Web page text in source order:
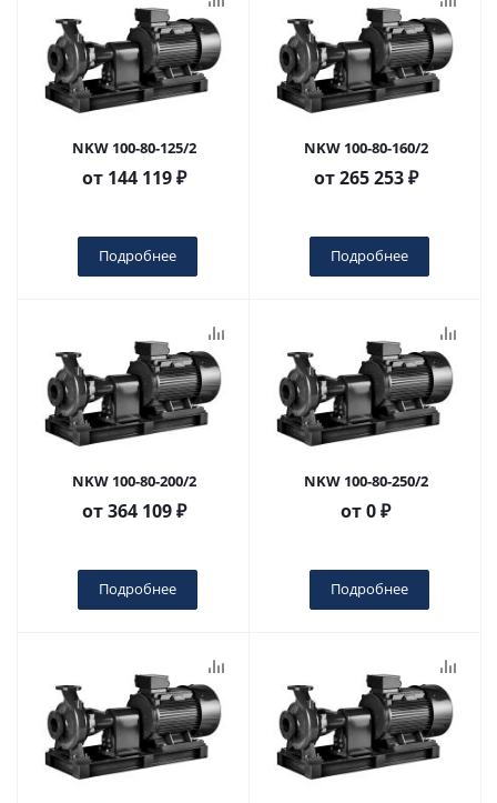
NKW 100-80-125/2
от 144 119 ₽
Подробнее
NKW 100-80-160/2
от265 253 ₽
Подробнее
NKW 100-80-200/2
от364 109 ₽
Подробнее
NKW 100-80-250/2
от0 ₽
Подробнее